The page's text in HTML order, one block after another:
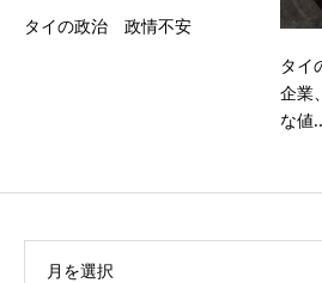
タイの政治 政情不安
タイ
企業
な値
月を選択